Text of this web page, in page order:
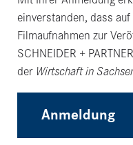
einverstanden, dass
Filmaufnahmen zur
SCHNEIDER +
der Wirtschaft in
Anmeldung